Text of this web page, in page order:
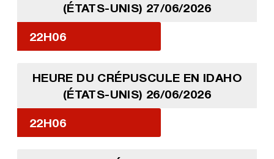
(ÉTATS-UNIS) 27/06/2026
22H06
HEURE DU CRÉPUSCULE EN IDAHO
(ÉTATS-UNIS) 26/06/2026
22H06